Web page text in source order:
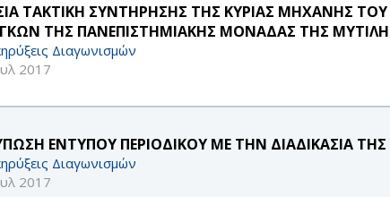
ΤΑΚΤΙΚΗ ΣΥΝΤΗΡΗΣΗΣ ΤΗΣ ΚΥΡΙΑΣ ΜΗΧΑΝΗΣ
ΤΗΣ ΠΑΝΕΠΙΣΤΗΜΙΑΚΗΣ ΜΟΝΑΔΑΣ ΤΗΣ
Διαγωνισμών
2017
ΕΝΤΥΠΟΥ ΠΕΡΙΟΔΙΚΟΥ ΜΕ ΤΗΝ ΔΙΑΔΙΚΑΣΙΑ
Διαγωνισμών
2017